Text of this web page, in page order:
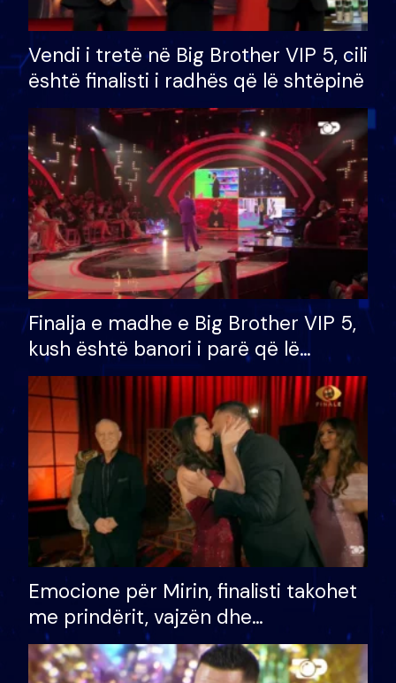
Vendi i tretë në Big Brother VIP 5, cili
është finalisti i radhës që lë shtëpinë
Finalja e madhe e Big Brother VIP 5,
kush është banori i parë që lë
shtëpinë dhe humb mundësinë për
të fituar çmimin e madh
Emocione për Mirin, finalisti takohet
me prindërit, vajzën dhe
bashkëshorten: S’kemi ndonjë letër
divorci apo jo?